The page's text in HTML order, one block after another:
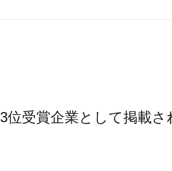
受賞企業として掲載さ